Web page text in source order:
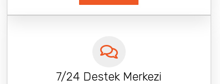
7/24 Destek Merkezi